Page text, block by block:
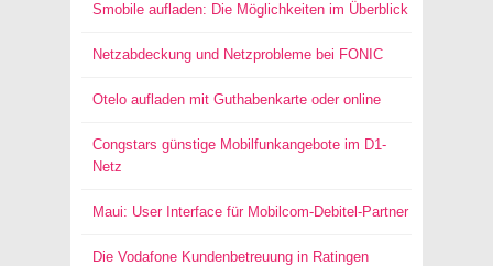
Smobile aufladen: Die Möglichkeiten im Überblick
Netzabdeckung und Netzprobleme bei FONIC
Otelo aufladen mit Guthabenkarte oder online
Congstars günstige Mobilfunkangebote im D1-
Netz
Maui: User Interface für Mobilcom-Debitel-Partner
Die Vodafone Kundenbetreuung in Ratingen